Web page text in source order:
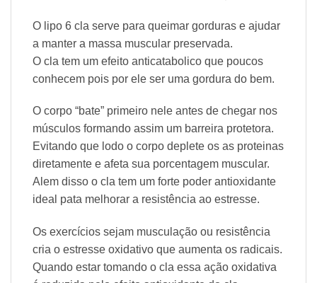
O lipo 6 cla serve para queimar gorduras e ajudar
a manter a massa muscular preservada.
O cla tem um efeito anticatabolico que poucos
conhecem pois por ele ser uma gordura do bem.
O corpo “bate” primeiro nele antes de chegar nos
músculos formando assim um barreira protetora.
Evitando que lodo o corpo deplete os as proteinas
diretamente e afeta sua porcentagem muscular.
Alem disso o cla tem um forte poder antioxidante
ideal pata melhorar a resistência ao estresse.
Os exercícios sejam musculação ou resistência
cria o estresse oxidativo que aumenta os radicais.
Quando estar tomando o cla essa ação oxidativa